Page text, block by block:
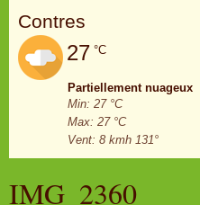
Contres
27 °C
Partiellement nuageux
Min: 27 °C
Max: 27 °C
Vent: 8 kmh 131°
IMG_2360